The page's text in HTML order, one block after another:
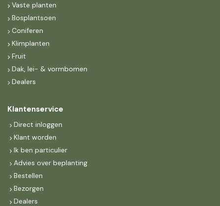
Vaste planten
Bosplantsoen
Coniferen
Klimplanten
Fruit
Dak, lei- & vormbomen
Dealers
Klantenservice
Direct inloggen
Klant worden
Ik ben particulier
Advies over beplanting
Bestellen
Bezorgen
Dealers